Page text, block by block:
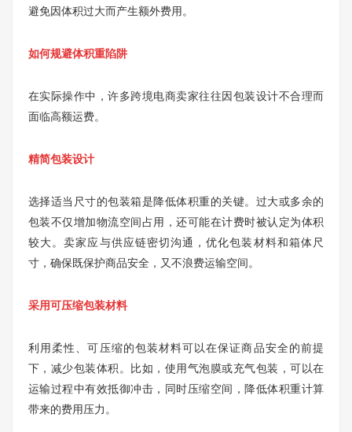
避免因体积过大而产生额外费用。
如何规避体积重陷阱
在实际操作中，许多跨境电商卖家往往因包装设计不合理而
面临高额运费。
精简包装设计
选择适当尺寸的包装箱是降低体积重的关键。过大或多余的
包装不仅增加物流空间占用，还可能在计费时被认定为体积
较大。卖家应与供应链密切沟通，优化包装材料和箱体尺
寸，确保既保护商品安全，又不浪费运输空间。
采用可压缩包装材料
利用柔性、可压缩的包装材料可以在保证商品安全的前提
下，减少包装体积。比如，使用气泡膜或充气包装，可以在
运输过程中有效抵御冲击，同时压缩空间，降低体积重计算
带来的费用压力。